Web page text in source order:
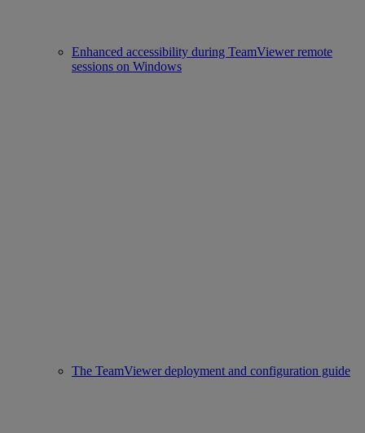
Enhanced accessibility during TeamViewer remote
sessions on Windows
The TeamViewer deployment and configuration guide